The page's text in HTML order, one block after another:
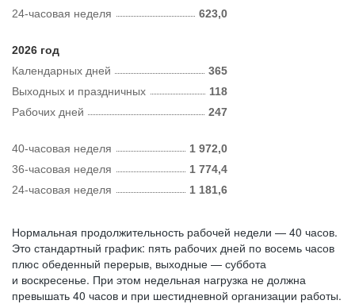
24-часовая неделя
623,0
2026 год
Календарных дней
365
Рабочих дней 247
Выходных и праздничных 118
40-часовая неделя
1 972,0
36-часовая неделя
1 774,4
24-часовая неделя
1 181,6
Нормальная продолжительность рабочей недели — 40 часов.
Это стандартный график: пять рабочих дней по восемь часов
плюс обеденный перерыв, выходные — суббота
и воскресенье. При этом недельная нагрузка не должна
превышать 40 часов и при шестидневной организации работы.